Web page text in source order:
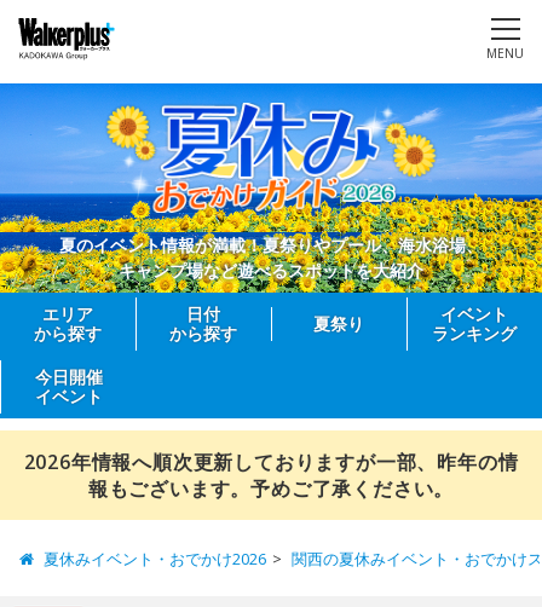
MENU
夏のイベント情報が満載！夏祭りやプール、海水浴場、
キャンプ場など遊べるスポットを大紹介
エリア
から探す
日付
から探す
夏祭り
イベント
ランキング
今日開催
イベント
2026年情報へ順次更新しておりますが一部、昨年の情
報もございます。予めご了承ください。
夏休みイベント・おでかけ2026 関西の夏休みイベント・おでかけ